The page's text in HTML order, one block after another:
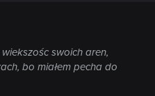
swoich aren,
bo miałem pecha do